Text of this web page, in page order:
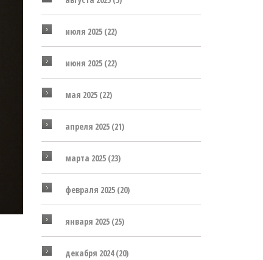
июля 2025 (22)
июня 2025 (22)
мая 2025 (22)
апреля 2025 (21)
марта 2025 (23)
февраля 2025 (20)
января 2025 (25)
декабря 2024(20)